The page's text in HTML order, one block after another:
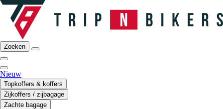
Zoeken
Nieuw
Topkoffers & koffers
Zijkoffers / zijbagage
Zachte bagage